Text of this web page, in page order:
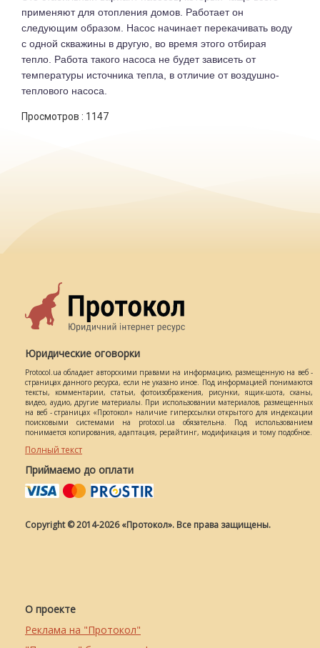
применяют для отопления домов. Работает он
следующим образом. Насос начинает перекачивать воду
с одной скважины в другую, во время этого отбирая
тепло. Работа такого насоса не будет зависеть от
температуры источника тепла, в отличие от воздушно-
теплового насоса.
Просмотров : 1147
Юридические оговорки
Protocol.ua обладает авторскими правами на информацию, размещенную на веб -
страницах данного ресурса, если не указано иное. Под информацией понимаются
тексты, комментарии, статьи, фотоизображения, рисунки, ящик-шота, сканы,
видео, аудио, другие материалы. При использовании материалов, размещенных
на веб - страницах «Протокол» наличие гиперссылки открытого для индексации
поисковыми системами на protocol.ua обязательна. Под использованием
понимается копирования, адаптация, рерайтинг, модификация и тому подобное.
Полный текст
Приймаємо до оплати
Copyright © 2014-2026 «Протокол». Все права защищены.
О проекте
Реклама на "Протокол"